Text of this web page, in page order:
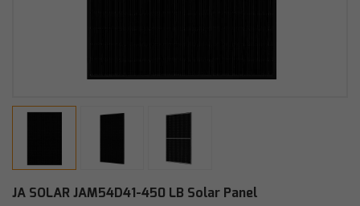
JA SOLAR JAM54D41-450 LB Solar Panel